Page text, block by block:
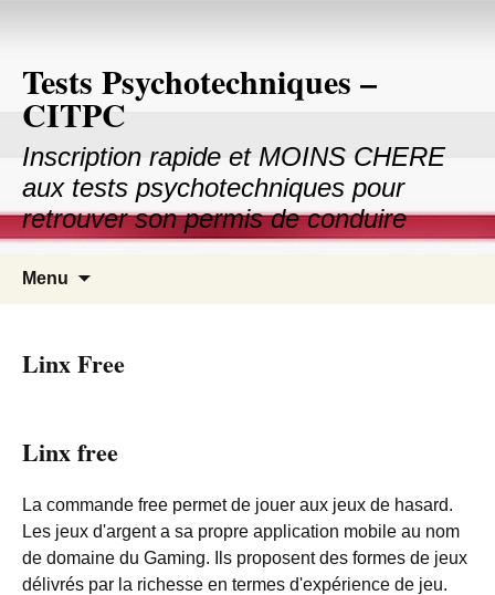
Tests Psychotechniques –
CITPC
Inscription rapide et MOINS CHERE
aux tests psychotechniques pour
retrouver son permis de conduire
Menu
Linx Free
Linx free
La commande free permet de jouer aux jeux de hasard.
Les jeux d'argent a sa propre application mobile au nom
de domaine du Gaming. Ils proposent des formes de jeux
délivrés par la richesse en termes d'expérience de jeu.